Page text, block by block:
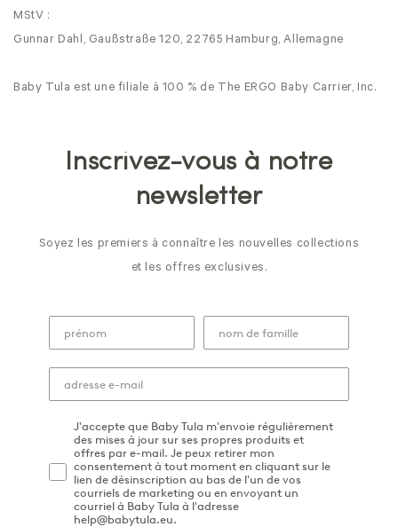
MStV :
Gunnar Dahl, Gaußstraße 120, 22765 Hamburg, Allemagne
Baby Tula est une filiale à 100 % de The ERGO Baby Carrier, Inc.
Inscrivez-vous à notre
newsletter
Soyez les premiers à connaître les nouvelles collections
et les offres exclusives.
J'accepte que Baby Tula m'envoie régulièrement
des mises à jour sur ses propres produits et
offres par e-mail. Je peux retirer mon
consentement à tout moment en cliquant sur le
lien de désinscription au bas de l'un de vos
courriels de marketing ou en envoyant un
courriel à Baby Tula à l'adresse
help@babytula.eu.